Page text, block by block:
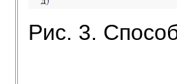
Рис. 3.